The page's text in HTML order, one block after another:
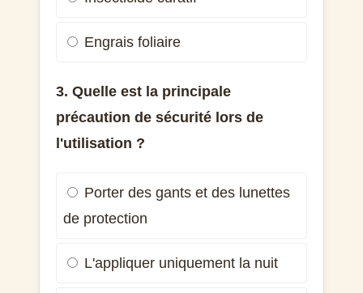
Engrais foliaire
3. Quelle est la principale
précaution de sécurité lors de
l'utilisation ?
Porter des gants et des lunettes
de protection
L'appliquer uniquement la nuit